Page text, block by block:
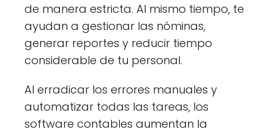
de manera estricta. Al mismo tiempo, te
ayudan a gestionar las nóminas,
generar reportes y reducir tiempo
considerable de tu personal.
Al erradicar los errores manuales y
automatizar todas las tareas, los
software contables aumentan la